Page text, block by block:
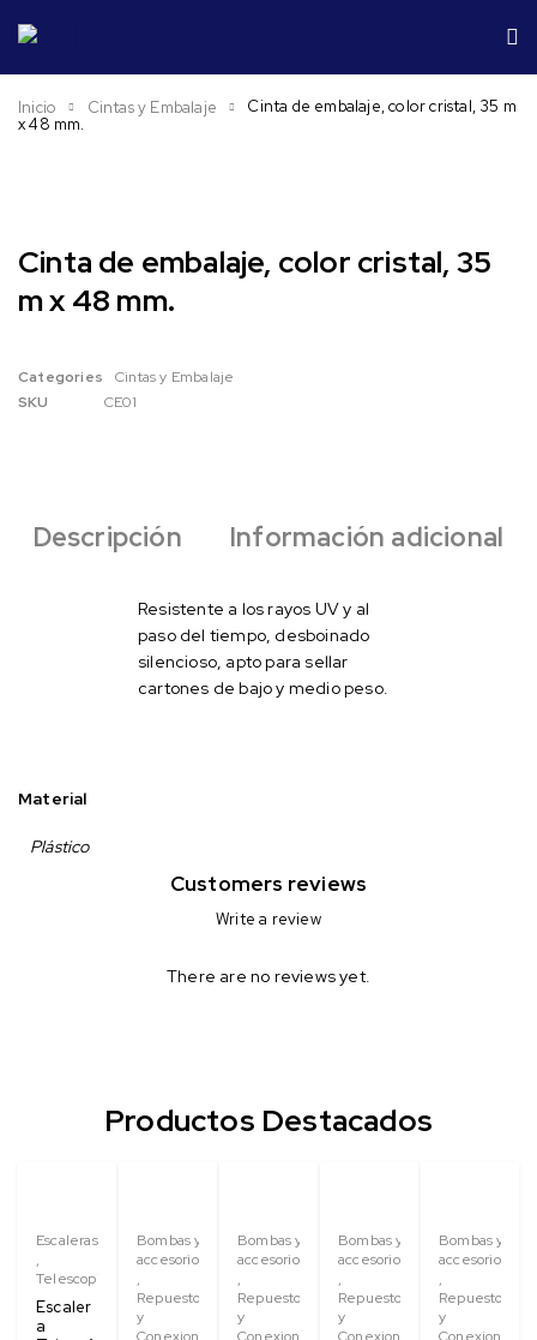
Inicio Cintas y Embalaje
Cinta de embalaje, color cristal, 35 m
x 48 mm.
Cinta de embalaje, color cristal, 35
m x 48 mm.
Categories
Cintas y Embalaje
SKU
CE01
Descripción Información adicional
Resistente a los rayos UV y al
paso del tiempo, desboinado
silencioso, apto para sellar
cartones de bajo y medio peso.
Material
Plástico
Customers reviews
Write a review
There are no reviews yet.
Productos Destacados
Escaleras
,
Telescopica
Escaler
a
Bombas y
accesorios
,
Repuestos
y
Conexiones
Bombas y
accesorios
,
Repuestos
y
Conexiones
Bombas y
accesorios
,
Repuestos
y
Conexiones
Bombas y
accesorios
,
Repuestos
y
Conexiones